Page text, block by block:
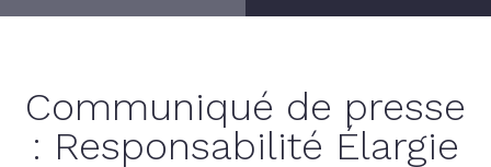
Communiqué de presse
: Responsabilité Élargie